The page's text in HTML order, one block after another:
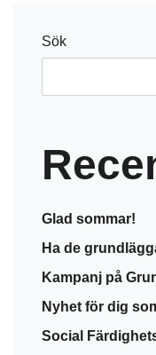
Sök
Glad sommar!
Ha de
Kampanj på
Nyhet för dig
Social